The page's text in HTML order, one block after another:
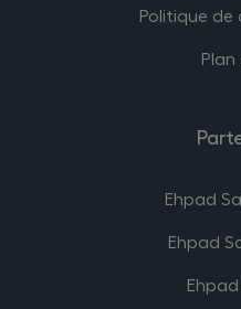
Politique
Plan
Ehpad
Ehpad
Ehpad